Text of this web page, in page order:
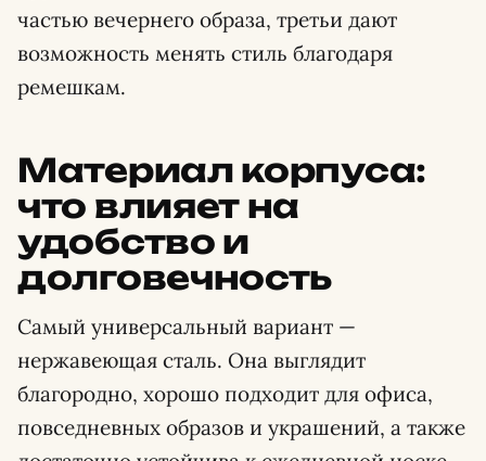
частью вечернего образа, третьи дают
возможность менять стиль благодаря
ремешкам.
Материал корпуса:
что влияет на
удобство и
долговечность
Самый универсальный вариант —
нержавеющая сталь. Она выглядит
благородно, хорошо подходит для офиса,
повседневных образов и украшений, а также